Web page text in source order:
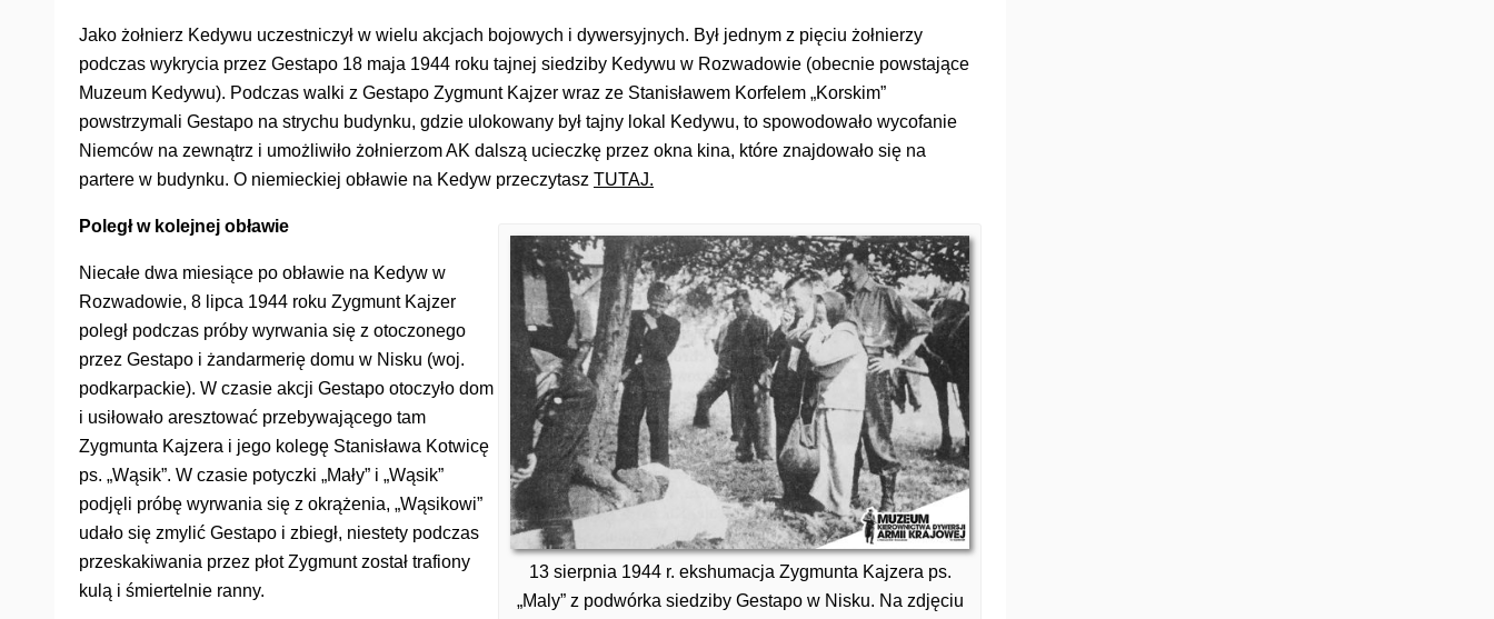
Jako żołnierz Kedywu uczestniczył w wielu akcjach bojowych i dywersyjnych. Był jednym z pięciu żołnierzy
podczas wykrycia przez Gestapo 18 maja 1944 roku tajnej siedziby Kedywu w Rozwadowie (obecnie powstające
Muzeum Kedywu). Podczas walki z Gestapo Zygmunt Kajzer wraz ze Stanisławem Korfelem „Korskim”
powstrzymali Gestapo na strychu budynku, gdzie ulokowany był tajny lokal Kedywu, to spowodowało wycofanie
Niemców na zewnątrz i umożliwiło żołnierzom AK dalszą ucieczkę przez okna kina, które znajdowało się na
partere w budynku. O niemieckiej obławie na Kedyw przeczytasz TUTAJ.
13 sierpnia 1944 r. ekshumacja Zygmunta Kajzera ps.
„Maly” z podwórka siedziby Gestapo w Nisku. Na zdjęciu
Poległ w kolejnej obławie
Niecałe dwa miesiące po obławie na Kedyw w
Rozwadowie, 8 lipca 1944 roku Zygmunt Kajzer
poległ podczas próby wyrwania się z otoczonego
przez Gestapo i żandarmerię domu w Nisku (woj.
podkarpackie). W czasie akcji Gestapo otoczyło dom
i usiłowało aresztować przebywającego tam
Zygmunta Kajzera i jego kolegę Stanisława Kotwicę
ps. „Wąsik”. W czasie potyczki „Mały” i „Wąsik”
podjęli próbę wyrwania się z okrążenia, „Wąsikowi”
udało się zmylić Gestapo i zbiegł, niestety podczas
przeskakiwania przez płot Zygmunt został trafiony
kulą i śmiertelnie ranny.